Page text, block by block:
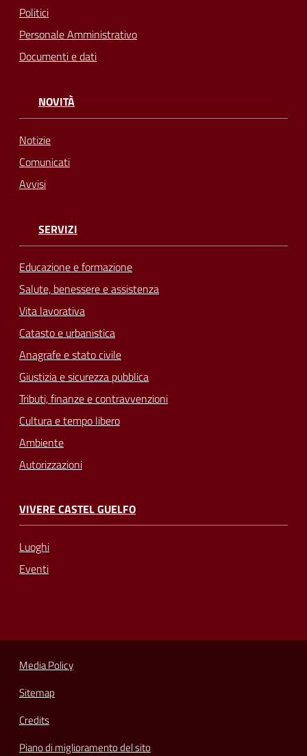
Politici
Personale Amministrativo
Documenti e dati
NOVITÀ
Notizie
Comunicati
Avvisi
SERVIZI
Educazione e formazione
Salute, benessere e assistenza
Vita lavorativa
Catasto e urbanistica
Anagrafe e stato civile
Giustizia e sicurezza pubblica
Tributi, finanze e contravvenzioni
Cultura e tempo libero
Ambiente
Autorizzazioni
VIVERE CASTEL GUELFO
Luoghi
Eventi
Media Policy
Sitemap
Credits
Piano di miglioramento del sito